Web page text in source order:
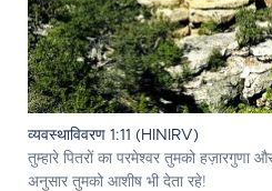
व्यवस्थाविवरण 1:11 (HINIRV)
तुम्हारे पितरों का परमेश्‍वर तुमको
अनुसार तुमको आशीष भी देता रहे!